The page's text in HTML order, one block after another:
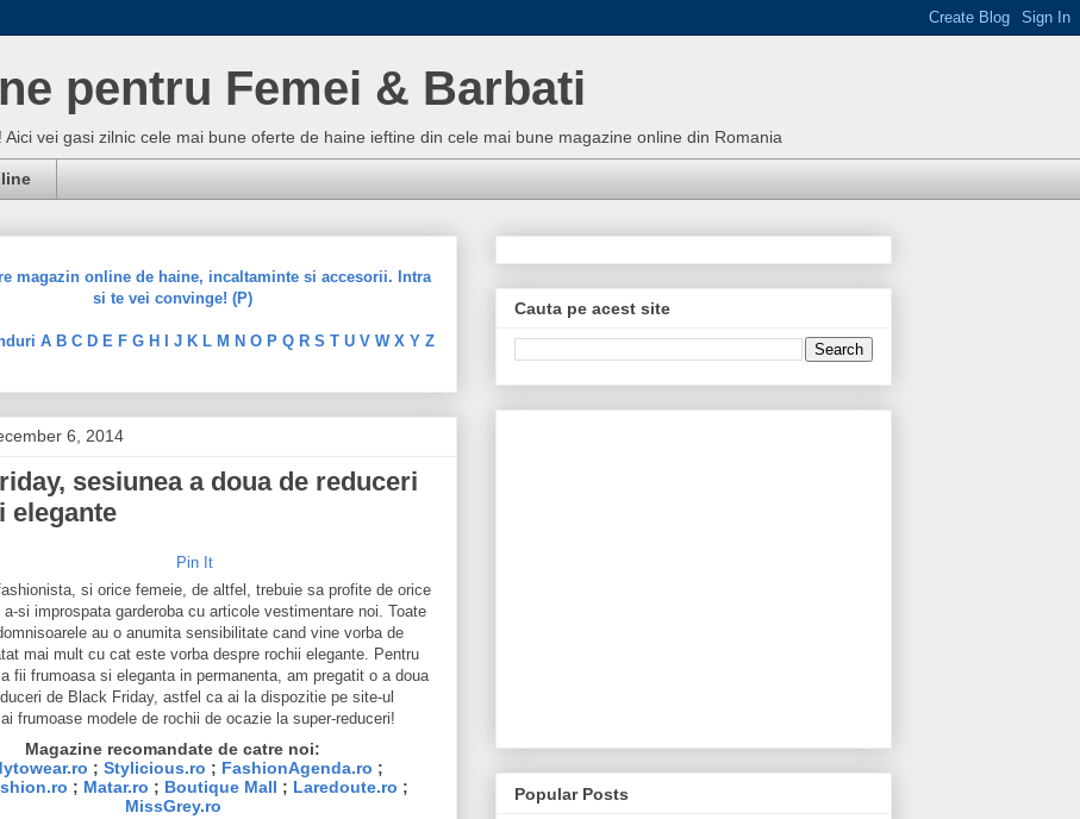
pentru Femei & Barbati
vei gasi zilnic cele mai bune oferte de haine ieftine din cele mai bune magazine online din Romania
magazin online de haine, incaltaminte si accesorii. Intra
si te vei convinge! (P)
A B C D E F G H I J K L M N O P Q R S T U V W X Y Z
6, 2014
sesiunea a doua de reduceri
elegante
Pin It
si orice femeie, de altfel, trebuie sa profite de orice
si improspata garderoba cu articole vestimentare noi. Toate
au o anumita sensibilitate cand vine vorba de
mai mult cu cat este vorba despre rochii elegante. Pentru
fii frumoasa si eleganta in permanenta, am pregatit o a doua
de Black Friday, astfel ca ai la dispozitie pe site-ul
frumoase modele de rochii de ocazie la super-reduceri!
Magazine recomandate de catre noi:
; Stylicious.ro ; FashionAgenda.ro ;
; Matar.ro ; Boutique Mall ; Laredoute.ro ;
MissGrey.ro
Cauta pe acest site
Popular Posts